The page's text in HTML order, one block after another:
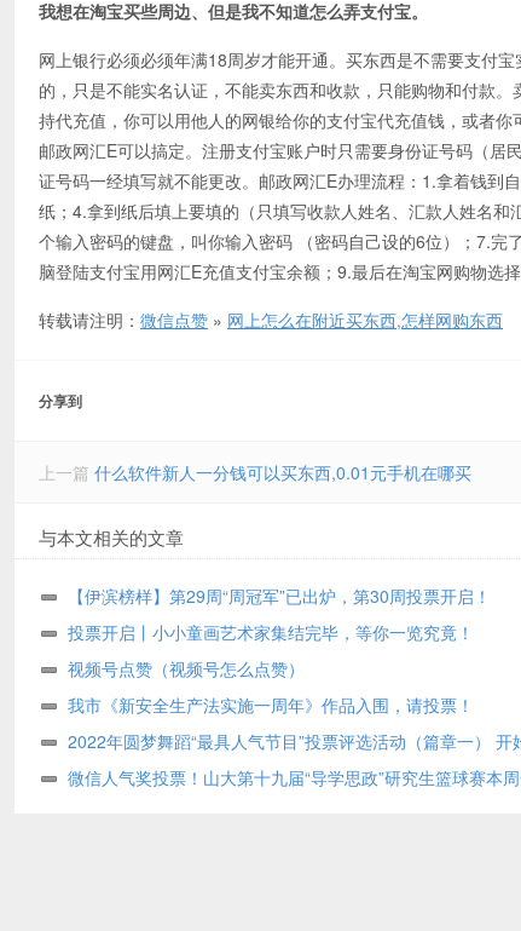
我想在淘宝买些周边、但是我不知道怎么弄支付宝。
网上银行必须必须年满18周岁才能开通。买东西是不需要支付
的，只是不能实名认证，不能卖东西和收款，只能购物和付款
持代充值，你可以用他人的网银给你的支付宝代充值钱，或者
邮政网汇E可以搞定。注册支付宝账户时只需要身份证号码（
证号码一经填写就不能更改。邮政网汇E办理流程：1.拿着钱到
纸；4.拿到纸后填上要填的（只填写收款人姓名、汇款人姓名
个输入密码的键盘，叫你输入密码 （密码自己设的6位）；7.
脑登陆支付宝用网汇E充值支付宝余额；9.最后在淘宝网购物选
转载请注明： 微信点赞 » 网上怎么在附近买东西,怎样网购东西
分享到
上一篇 什么软件新人一分钱可以买东西,0.01元手机在哪买
与本文相关的文章
【伊滨榜样】第29周“周冠军”已出炉，第30周投票开启！
投票开启丨小小童画艺术家集结完毕，等你一览究竟！
视频号点赞（视频号怎么点赞）
我市《新安全生产法实施一周年》作品入围，请投票！
2022年圆梦舞蹈“最具人气节目”投票评选活动（篇章一） 开
微信人气奖投票！山大第十九届“导学思政”研究生篮球赛本周